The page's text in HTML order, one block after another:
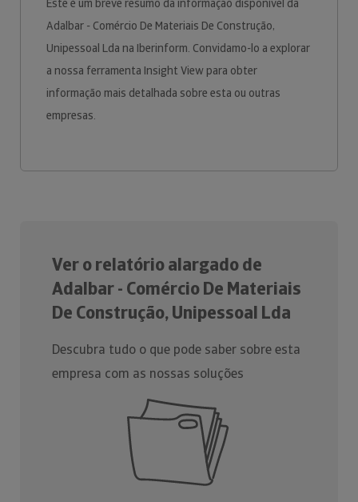
Este é um breve resumo da informação disponível da
Adalbar - Comércio De Materiais De Construção,
Unipessoal Lda na Iberinform. Convidamo-lo a explorar
a nossa ferramenta Insight View para obter
informação mais detalhada sobre esta ou outras
empresas.
Ver o relatório alargado de
Adalbar - Comércio De Materiais
De Construção, Unipessoal Lda
Descubra tudo o que pode saber sobre esta
empresa com as nossas soluções